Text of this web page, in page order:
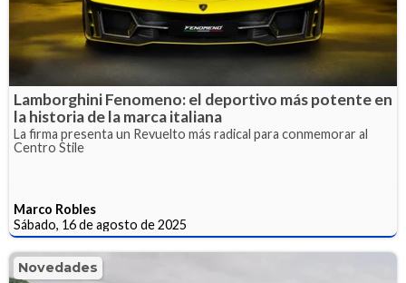
Lamborghini Fenomeno: el deportivo más potente en
la historia de la marca italiana
La firma presenta un Revuelto más radical para conmemorar al
Centro Stile
Marco Robles
Sábado, 16 de agosto de 2025
Novedades